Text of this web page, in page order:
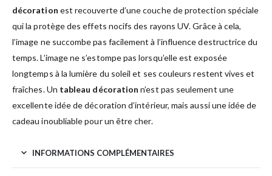
décoration est recouverte d’une couche de protection spéciale
qui la protège des effets nocifs des rayons UV. Grâce à cela,
l’image ne succombe pas facilement à l’influence destructrice du
temps. L’image ne s’estompe pas lorsqu’elle est exposée
longtemps à la lumière du soleil et ses couleurs restent vives et
fraîches. Un tableau décoration n’est pas seulement une
excellente idée de décoration d’intérieur, mais aussi une idée de
cadeau inoubliable pour un être cher.
INFORMATIONS COMPLÉMENTAIRES